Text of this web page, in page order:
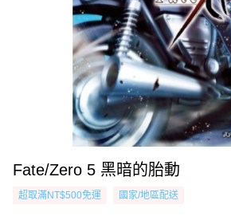
Fate/Zero 5 黑暗的胎動
超取滿NT$500免運 國家/地區配送